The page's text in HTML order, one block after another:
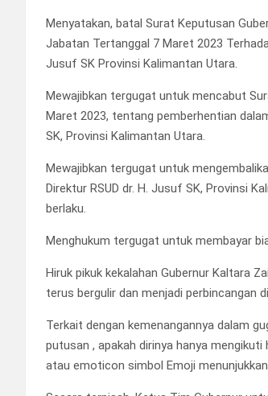
Menyatakan, batal Surat Keputusan
Jabatan Tertanggal 7 Maret 2023
Jusuf SK Provinsi Kalimantan Utara.
Mewajibkan tergugat untuk mencabut
Maret 2023, tentang pemberhentian
SK, Provinsi Kalimantan Utara.
Mewajibkan tergugat untuk
Direktur RSUD dr. H. Jusuf SK, Provinsi
berlaku.
Menghukum tergugat untuk membayar
Hiruk pikuk kekalahan Gubernur Kaltara
terus bergulir dan menjadi perbincangan
Terkait dengan kemenangannya dalam
putusan , apakah dirinya hanya
atau emoticon simbol Emoji